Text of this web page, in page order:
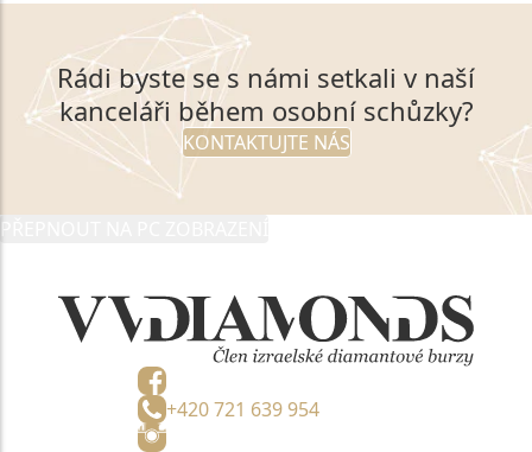
Rádi byste se s námi setkali v naší
kanceláři během osobní schůzky?
KONTAKTUJTE NÁS
+420 721 639 954